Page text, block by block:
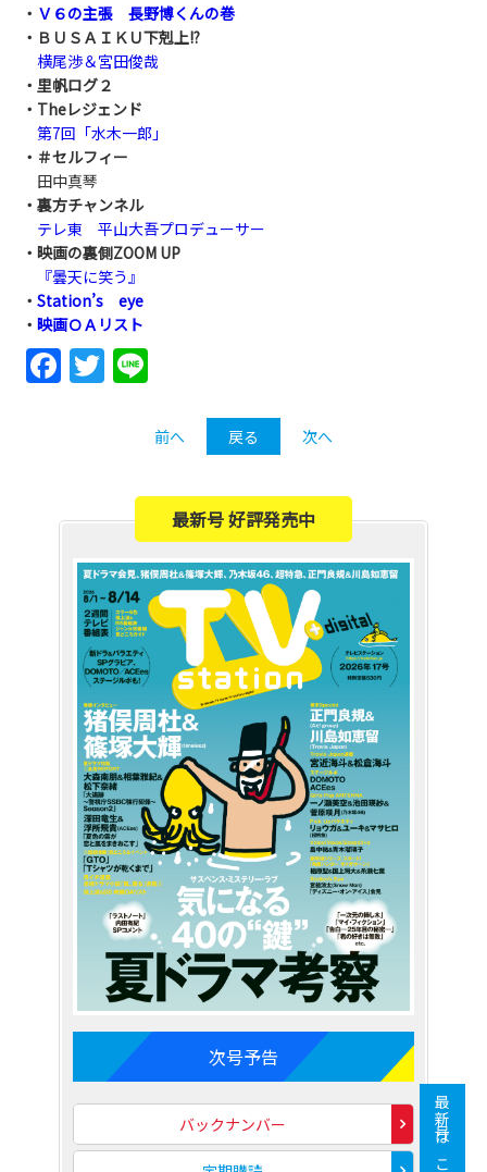
・ Ｖ６の主張 長野博くんの巻
・ＢＵＳＡＩＫＵ下剋上!?
横尾渉＆宮田俊哉
・里帆ログ２
・Theレジェンド
第7回「水木一郎」
・＃セルフィー
田中真琴
・裏方チャンネル
テレ東 平山大吾プロデューサー
・映画の裏側ZOOM UP
『曇天に笑う』
・ Station’s eye
・ 映画ＯＡリスト
Facebook
Twitter
前へ 戻る 次へ
最新号 好評発売中
次号予告
バックナンバー 最新号はこちら